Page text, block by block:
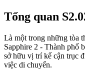
Tổng quan
Là một trong những tòa
Sapphire 2 - Thành phố
sở hữu vị trí kế cận trục
việc di chuyển.